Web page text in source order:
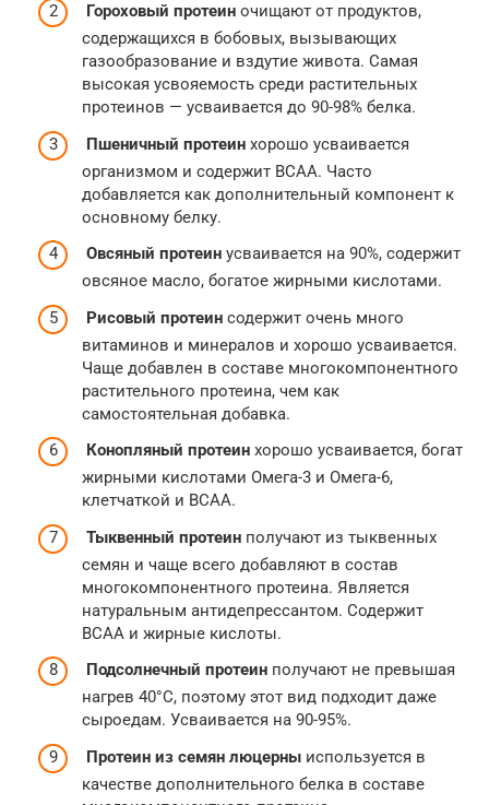
Гороховый протеин очищают от продуктов,
содержащихся в бобовых, вызывающих
газообразование и вздутие живота. Самая
высокая усвояемость среди растительных
протеинов — усваивается до 90-98% белка.
Пшеничный протеин хорошо усваивается
организмом и содержит BCAA. Часто
добавляется как дополнительный компонент к
основному белку.
Овсяный протеин усваивается на 90%, содержит
овсяное масло, богатое жирными кислотами.
Рисовый протеин содержит очень много
витаминов и минералов и хорошо усваивается.
Чаще добавлен в составе многокомпонентного
растительного протеина, чем как
самостоятельная добавка.
Конопляный протеин хорошо усваивается, богат
жирными кислотами Омега-3 и Омега-6,
клетчаткой и BCAA.
Тыквенный протеин получают из тыквенных
семян и чаще всего добавляют в состав
многокомпонентного протеина. Является
натуральным антидепрессантом. Содержит
BCAA и жирные кислоты.
Подсолнечный протеин получают не превышая
нагрев 40°С, поэтому этот вид подходит даже
сыроедам. Усваивается на 90-95%.
Протеин из семян люцерны используется в
качестве дополнительного белка в составе